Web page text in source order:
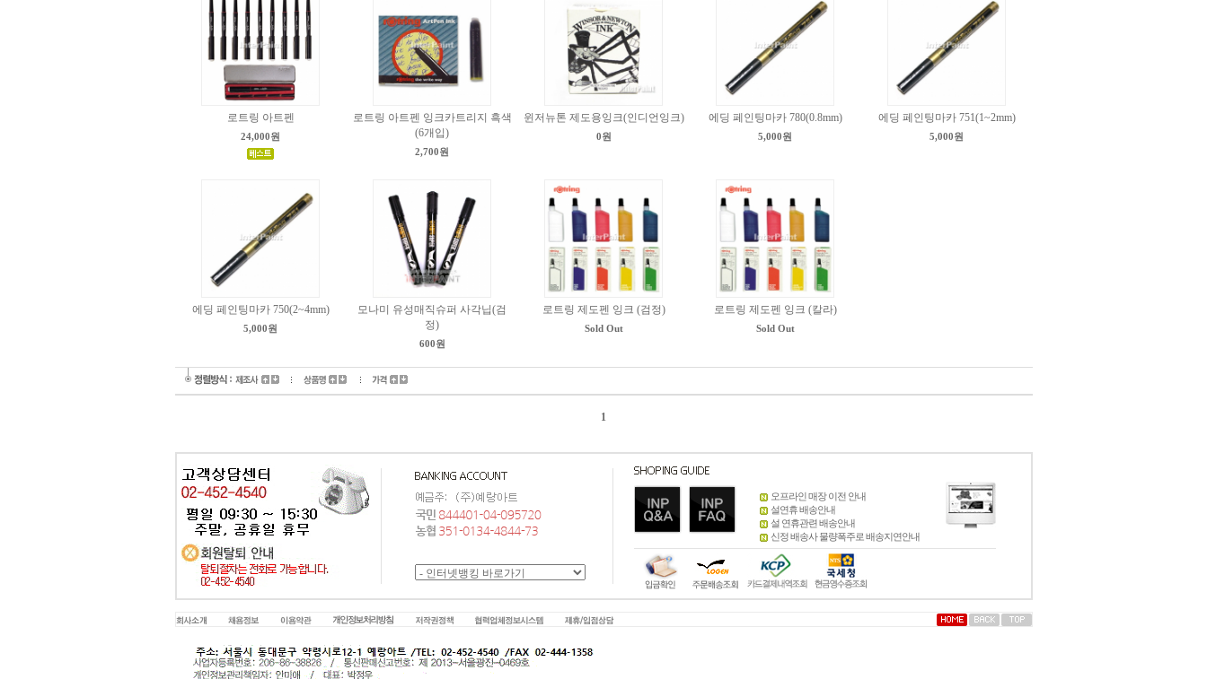
로트링 아트펜
24,000원
로트링 아트펜 잉크카트리지 흑색
(6개입)
2,700원
윈저뉴톤 제도용잉크(인디언잉크)
0원
에딩 페인팅마카 780(0.8mm)
5,000원
에딩 페인팅마카 751(1~2mm)
5,000원
에딩 페인팅마카 750(2~4mm)
5,000원
모나미 유성매직슈퍼 사각닙(검
정)
600원
로트링 제도펜 잉크 (검정)
Sold Out
로트링 제도펜 잉크 (칼라)
Sold Out
1
오프라인 매장 이전 안내
설연휴 배송안내
설 연휴관련 배송안내
신정 배송사 물량폭주로 배송지연안내